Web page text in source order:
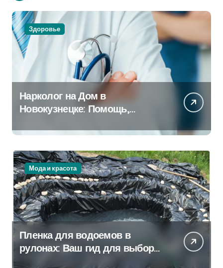
Здоровье
Нарколог на Дом в
Новокузнецке: Помощь,
Мода и красота
Пленка для водоемов в
рулонах: Ваш гид для выбора
и применения